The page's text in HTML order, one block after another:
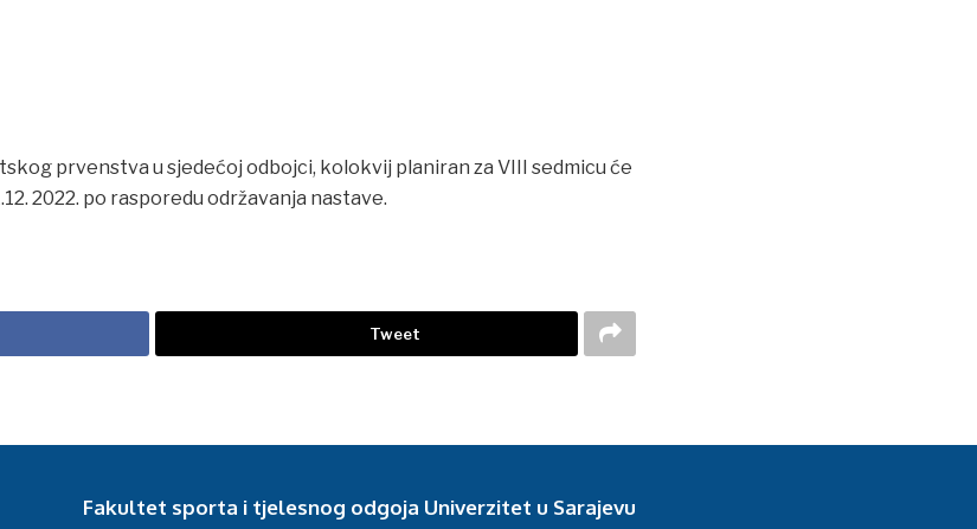
prvenstva u sjedećoj odbojci, kolokvij planiran za VIII sedmicu će
2022. po rasporedu održavanja nastave.
Tweet
Fakultet sporta i tjelesnog odgoja Univerzitet u Sarajevu